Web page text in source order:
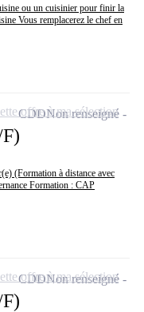
ou un cuisinier pour finir la
Vous remplacerez le chef en
(Formation à distance avec
Formation : CAP
CDDNon renseigné
offre à ma sélection
CDDNon renseigné
offre à ma sélection